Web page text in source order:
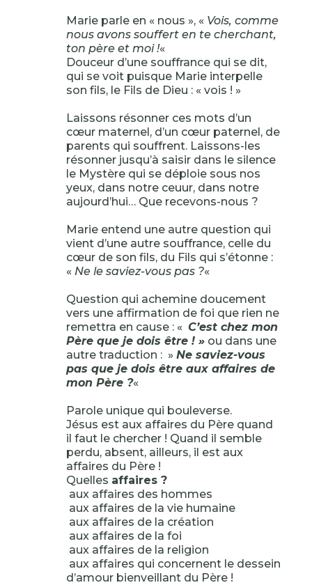
Marie parle en « nous », « Vois, comme
nous avons souffert en te cherchant,
ton père et moi !«
Douceur d’une souffrance qui se dit,
qui se voit puisque Marie interpelle
son fils, le Fils de Dieu : « vois ! »
Laissons résonner ces mots d’un
cœur maternel, d’un cœur paternel, de
parents qui souffrent. Laissons-les
résonner jusqu’à saisir dans le silence
le Mystère qui se déploie sous nos
yeux, dans notre ceuur, dans notre
aujourd’hui… Que recevons-nous ?
Marie entend une autre question qui
vient d’une autre souffrance, celle du
cœur de son fils, du Fils qui s’étonne :
« Ne le saviez-vous pas ?«
Question qui achemine doucement
vers une affirmation de foi que rien ne
remettra en cause : « C’est chez mon
Père que je dois être ! » ou dans une
autre traduction : » Ne saviez-vous
pas que je dois être aux affaires de
mon Père ?«
Parole unique qui bouleverse.
Jésus est aux affaires du Père quand
il faut le chercher ! Quand il semble
perdu, absent, ailleurs, il est aux
affaires du Père !
Quelles affaires ?
aux affaires des hommes
aux affaires de la vie humaine
aux affaires de la création
aux affaires de la foi
aux affaires de la religion
aux affaires qui concernent le dessein
d’amour bienveillant du Père !